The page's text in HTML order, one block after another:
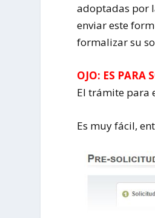
adoptadas por
enviar este
formalizar su
OJO: ES PARA
El trámite para
Es muy fácil,